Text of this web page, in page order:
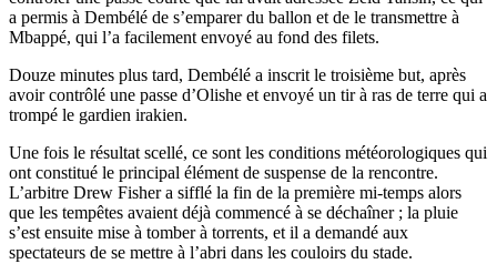
a permis à Dembélé de s’emparer du ballon et de le transmettre à
Mbappé, qui l’a facilement envoyé au fond des filets.
Douze minutes plus tard, Dembélé a inscrit le troisième but, après
avoir contrôlé une passe d’Olishe et envoyé un tir à ras de terre qui a
trompé le gardien irakien.
Une fois le résultat scellé, ce sont les conditions météorologiques qui
ont constitué le principal élément de suspense de la rencontre.
L’arbitre Drew Fisher a sifflé la fin de la première mi-temps alors
que les tempêtes avaient déjà commencé à se déchaîner ; la pluie
s’est ensuite mise à tomber à torrents, et il a demandé aux
spectateurs de se mettre à l’abri dans les couloirs du stade.